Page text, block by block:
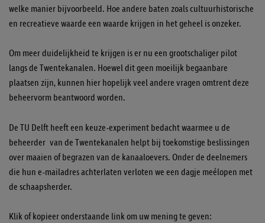
welke manier bijvoorbeeld. Hoe andere baten zoals cultuurhistorische
en recreatieve waarde een waarde krijgen in het geheel is onzeker.
Om meer duidelijkheid te krijgen is er nu een grootschaliger pilot
langs de Twentekanalen. Hoewel dit geen moeilijk begaanbare
plaatsen zijn, kunnen hier hopelijk veel andere vragen omtrent deze
beheervorm beantwoord worden.
De TU Delft heeft een keuze-experiment bedacht waarmee u de
beheerder van de Twentekanalen helpt bij toekomstige beslissingen
over maaien of begrazen van de kanaaloevers. Onder de deelnemers
die hun e-mailadres achterlaten verloten we een dagje meélopen met
de schaapsherder.
Klik of kopieer onderstaande link om uw mening te geven: